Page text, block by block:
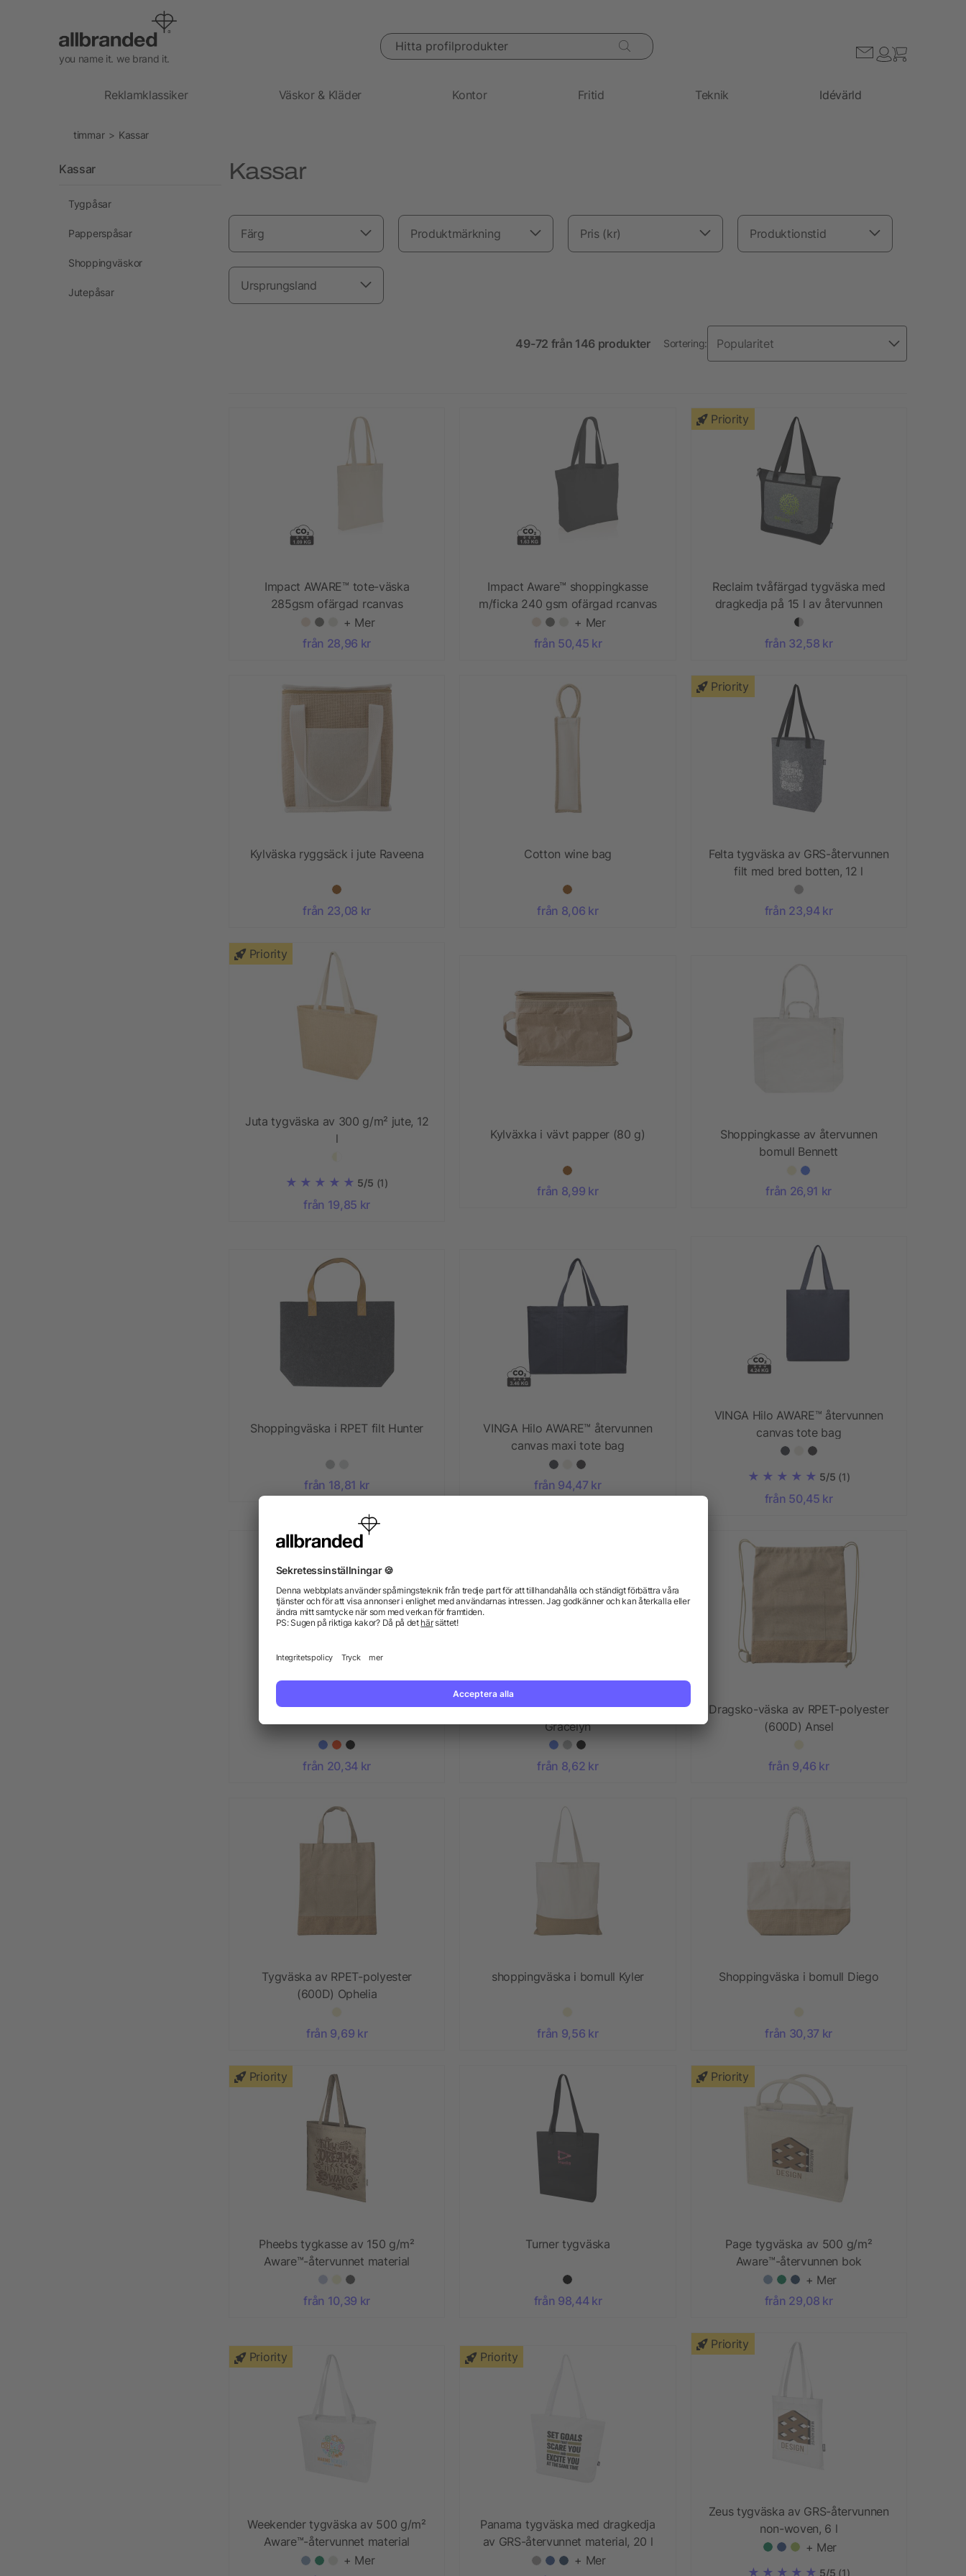
you name it. we brand it.
Hitta profilprodukter
Reklamklassiker Väskor & Kläder Kontor Fritid Teknik Idévärld
timmar Kassar
Kassar
Färg Produktmärkning Pris (kr) Produktionstid
Ursprungsland
49-72 från 146 produkter Sortering:
Impact AWARE™ tote-väska
285gsm ofärgad rcanvas
+ Mer
från 28,96 kr
Impact Aware™ shoppingkasse
m/ficka 240 gsm ofärgad rcanvas
+ Mer
från 50,45 kr
Priority
Reclaim tvåfärgad tygväska med
dragkedja på 15 l av återvunnen
GRS
från 32,58 kr
Kylväska ryggsäck i jute Raveena
från 23,08 kr
Cotton wine bag
från 8,06 kr
Priority
Felta tygväska av GRS-återvunnen
filt med bred botten, 12 l
från 23,94 kr
Priority
Juta tygväska av 300 g/m² jute, 12
l
5/5 (1)
från 19,85 kr
Kylväxka i vävt papper (80 g)
från 8,99 kr
Shoppingkasse av återvunnen
bomull Bennett
från 26,91 kr
Shoppingväska i RPET filt Hunter
från 18,81 kr
VINGA Hilo AWARE™ återvunnen
canvas maxi tote bag
från 94,47 kr
VINGA Hilo AWARE™ återvunnen
canvas tote bag
5/5 (1)
från 50,45 kr
Shoppingväska i bomull Cole
från 20,34 kr
Axelväska i polyester RPET (600D)
Gracelyn
från 8,62 kr
Dragsko-väska av RPET-polyester
(600D) Ansel
från 9,46 kr
Tygväska av RPET-polyester
(600D) Ophelia
från 9,69 kr
shoppingväska i bomull Kyler
från 9,56 kr
Shoppingväska i bomull Diego
från 30,37 kr
Priority
Pheebs tygkasse av 150 g/m²
Aware™-återvunnet material
från 10,39 kr
Turner tygväska
från 98,44 kr
Priority
Page tygväska av 500 g/m²
Aware™-återvunnen bok
+ Mer
från 29,08 kr
Priority
Weekender tygväska av 500 g/m²
Aware™-återvunnet material
+ Mer
Priority
Panama tygväska med dragkedja
av GRS-återvunnet material, 20 l
+ Mer
Priority
Zeus tygväska av GRS-återvunnen
non-woven, 6 l
+ Mer
5/5 (1)
Kassar
Tygpåsar
Papperspåsar
Shoppingväskor
Jutepåsar